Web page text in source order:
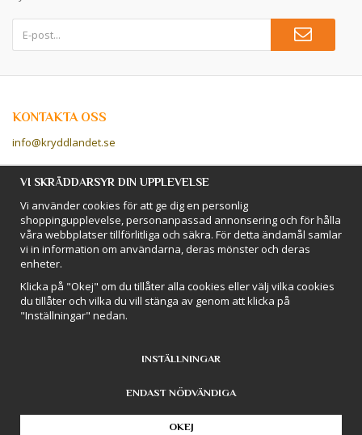
KONTAKTA OSS
info@kryddlandet.se
Följ oss på Facebook!
Följ oss på Instagram!
BETALSÄTT
Hos Kryddlandet handlar du tryggt & säkert - och betalar enkelt med
kort, Klarna eller swish!
VI SKRÄDDARSYR DIN UPPLEVELSE
Vi använder cookies för att ge dig en personlig
shoppingupplevelse, personanpassad annonsering och för hålla
våra webbplatser tillförlitliga och säkra. För detta ändamål samlar
vi in information om användarna, deras mönster och deras
enheter.
Klicka på "Okej" om du tillåter alla cookies eller välj vilka cookies
du tillåter och vilka du vill stänga av genom att klicka på
"Inställningar" nedan.
INSTÄLLNINGAR
ENDAST NÖDVÄNDIGA
OKEJ